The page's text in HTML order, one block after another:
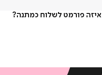
איזה פורמט לשלוח כמתנה?